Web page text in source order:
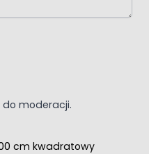
do moderacji.
cm kwadratowy